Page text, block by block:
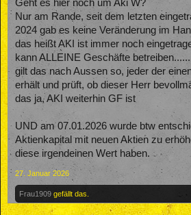
Geht es hier noch um Aki W?
Nur am Rande, seit dem letzten
2024 gab es keine Veränderung im
das heißt AKI ist immer noch
kann ALLEINE Geschäfte
gilt das nach Aussen so, jeder der
erhält und prüft, ob dieser Herr
das ja, AKI weiterhin GF ist
UND am 07.01.2026 wurde btw
Aktienkapital mit neuen Aktien zu
diese irgendeinen Wert haben.
27. Januar 2026
Frau1909 gefällt das.